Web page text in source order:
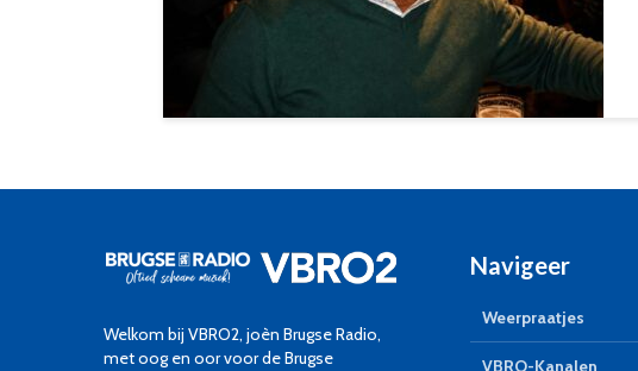
Welkom bij VBRO2, joèn Brugse Radio,
met oog en oor voor de Brugse
Navigeer
Weerpraatjes
VBRO-Kanalen